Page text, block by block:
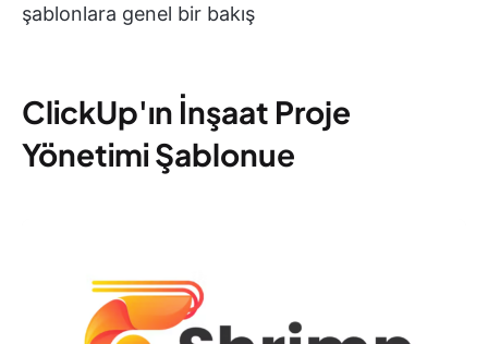
şablonlara genel bir bakış
ClickUp'ın İnşaat Proje
Yönetimi Şablonue